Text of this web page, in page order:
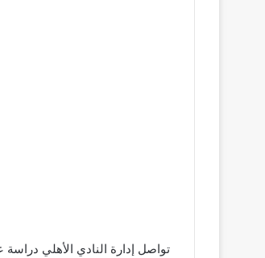
تواصل إدارة النادي الأهلي